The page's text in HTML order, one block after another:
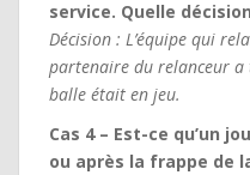
service. Quelle
Décision : L’équipe qui
partenaire du relanceur
balle était en jeu.
Cas 4 – Est-ce qu’un
ou après la frappe de